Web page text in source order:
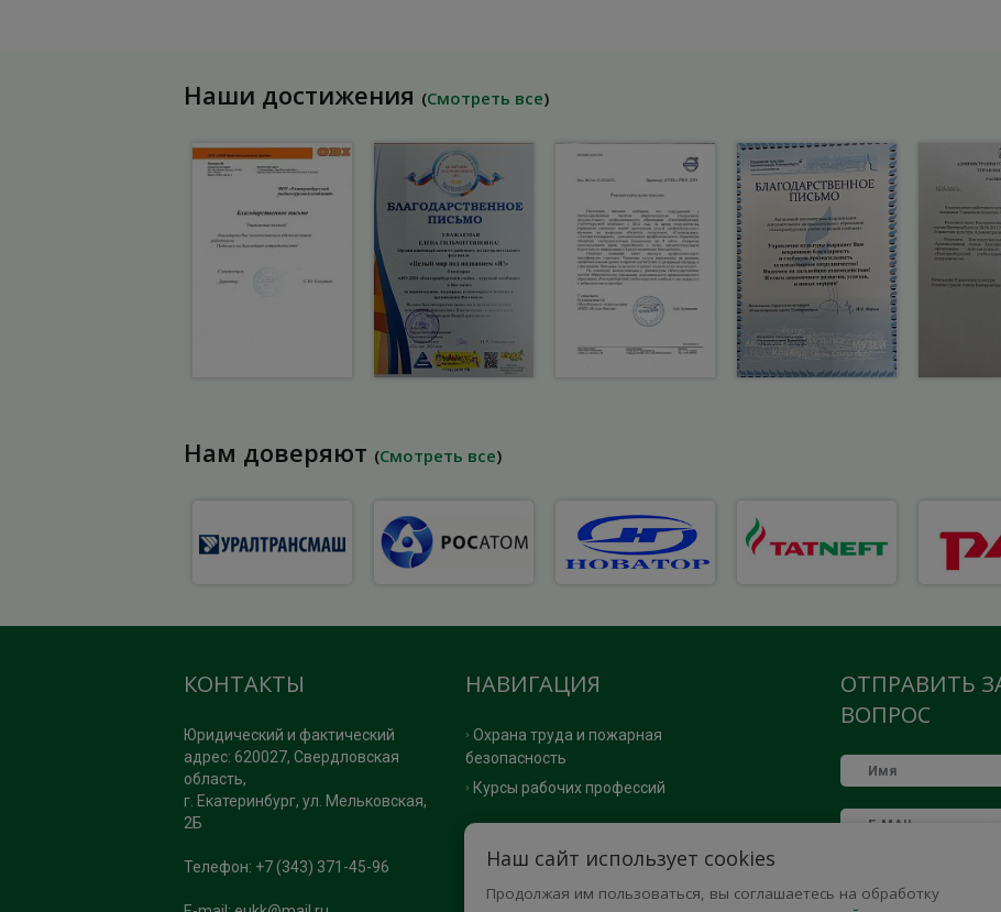
Наши достижения (Смотреть все)
Нам доверяют (Смотреть все)
ОТПРАВИТЬ
ВОПРОС
НАВИГАЦИЯ
Охрана труда и пожарная
безопасность
Курсы рабочих профессий
ПОМОЩЬ
Карта сайта
КОНТАКТЫ
Юридический и фактический
адрес: 620027, Свердловская
область,
г. Екатеринбург, ул. Мельковская,
2Б
Телефон: +7 (343) 371-45-96 Наш сайт использует cookies
Продолжая им пользоваться, вы соглашаетесь на обработку